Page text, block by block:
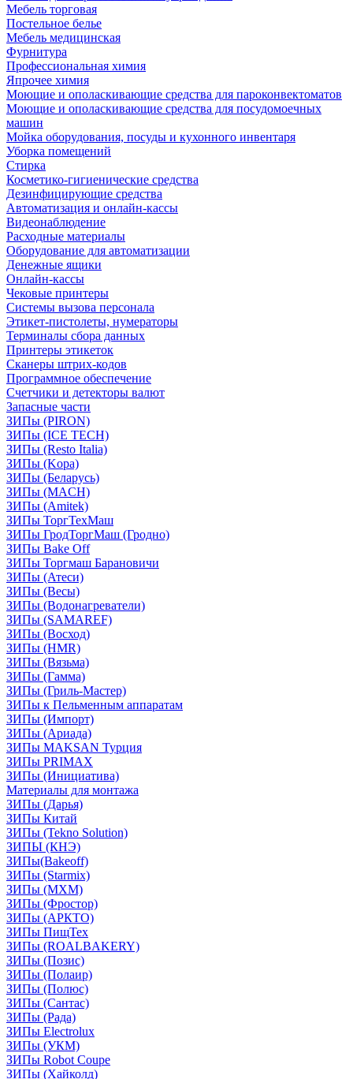
Мебель торговая
Постельное белье
Мебель медицинская
Фурнитура
Профессиональная химия
Япрочее химия
Моющие и ополаскивающие средства для пароконвектоматов
Моющие и ополаскивающие средства для посудомоечных
машин
Мойка оборудования, посуды и кухонного инвентаря
Уборка помещений
Стирка
Косметико-гигиенические средства
Дезинфицирующие средства
Автоматизация и онлайн-кассы
Видеонаблюдение
Расходные материалы
Оборудование для автоматизации
Денежные ящики
Онлайн-кассы
Чековые принтеры
Системы вызова персонала
Этикет-пистолеты, нумераторы
Терминалы сбора данных
Принтеры этикеток
Сканеры штрих-кодов
Программное обеспечение
Счетчики и детекторы валют
Запасные части
ЗИПы (PIRON)
ЗИПы (ICE TECH)
ЗИПы (Resto Italia)
ЗИПы (Kopa)
ЗИПы (Беларусь)
ЗИПы (MACH)
ЗИПы (Amitek)
ЗИПы ТоргТехМаш
ЗИПы ГродТоргМаш (Гродно)
ЗИПы Bake Off
ЗИПы Торгмаш Барановичи
ЗИПы (Атеси)
ЗИПы (Весы)
ЗИПы (Водонагреватели)
ЗИПы (SAMAREF)
ЗИПы (Восход)
ЗИПы (HMR)
ЗИПы (Вязьма)
ЗИПы (Гамма)
ЗИПы (Гриль-Мастер)
ЗИПы к Пельменным аппаратам
ЗИПы (Импорт)
ЗИПы (Ариада)
ЗИПы MAKSAN Турция
ЗИПы PRIMAX
ЗИПы (Инициатива)
Материалы для монтажа
ЗИПы (Дарья)
ЗИПы Китай
ЗИПы (Tekno Solution)
ЗИПЫ (КНЭ)
ЗИПы(Bakeoff)
ЗИПы (Starmix)
ЗИПы (МХМ)
ЗИПы (Фростор)
ЗИПы (АРКТО)
ЗИПы ПищТех
ЗИПы (ROALBAKERY)
ЗИПы (Позис)
ЗИПы (Полаир)
ЗИПы (Полюс)
ЗИПы (Сантас)
ЗИПы (Рада)
ЗИПы Electrolux
ЗИПы (УКМ)
ЗИПы Robot Coupe
ЗИПы (Хайколд)